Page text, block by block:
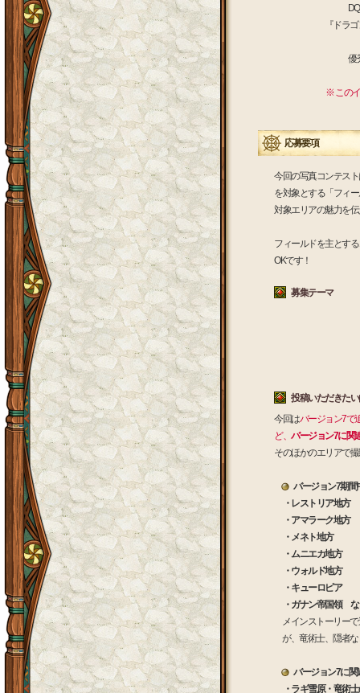
『ドラ
優
※ この
応募要項
今回の写真コンテス
を対象とする「フィ
対象エリアの魅力を
フィールドを主とす
OKです！
募集テーマ
投稿いただきた
今回はバージョン7で
ど、 バージョン7に関
そのほかのエリアで
バージョン7期間
・レストリア地方
・アマラーク地方
・メネト地方
・ムニエカ地方
・ウォルド地方
・キューロピア
・ガナン帝国領 な
メインストーリー
が、竜術士、隠者
バージョン7に関
・ラギ雪原・竜術士